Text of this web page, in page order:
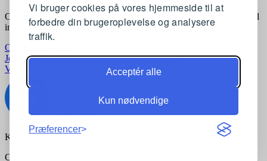
Vi bruger cookies på vores hjemmeside til at
forbedre din brugeroplevelse og analysere
traffik.
Acceptér alle
Kun nødvendige
Præferencer
Opret en profil og få automatisk besked, når der kommer nye digital
insights analyst stillinger, der matcher dine præferencer
Opret profil gratis
Jobkategorier Joblokationer For virksomheder
Vilkår og betingelser
Privatlivspolitik
Kontakt:support@komvidere.dk
Copyright © 2026 komvidere.dk. Alle rettigheder forbeholdes.